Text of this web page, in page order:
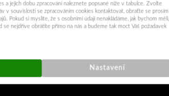
a jejich dobu zpracování naleznete popsané níže v tabulce. Zvolte
v souvislosti se zpracováním cookies kontaktovat, obraťte se prosím
Pokud si myslíte, že s osobními údaji nenakládáme, jak bychom měli,
nejdříve obrátíte přímo na nás a budeme tak moct Váš požadavek
Nastavení